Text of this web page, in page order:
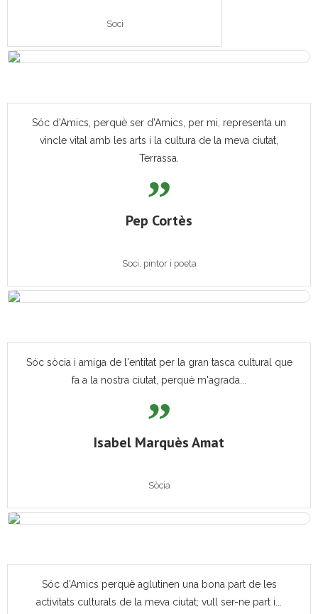
Soci
Sóc d'Amics, perquè ser d'Amics, per mi, representa un
vincle vital amb les arts i la cultura de la meva ciutat,
Terrassa.
Pep Cortès
Soci, pintor i poeta
Sóc sòcia i amiga de l'entitat per la gran tasca cultural que
fa a la nostra ciutat, perquè m'agrada...
Isabel Marquès Amat
Sòcia
Sóc d'Amics perquè aglutinen una bona part de les
activitats culturals de la meva ciutat; vull ser-ne part i...